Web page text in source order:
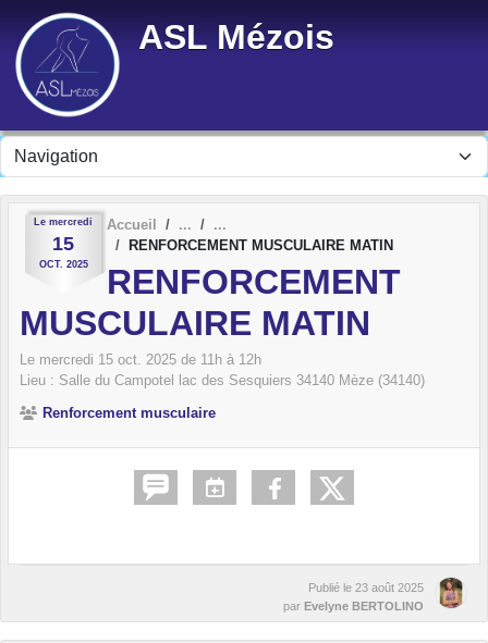
ASL Mézois
Le mercredi
15
OCT. 2025
Accueil
RENFORCEMENT MUSCULAIRE MATIN
RENFORCEMENT
MUSCULAIRE MATIN
Le mercredi 15 oct. 2025 de 11h à 12h
Lieu : Salle du Campotel lac des Sesquiers 34140 Mèze (34140)
Renforcement musculaire
Publié le 23 août 2025
par Evelyne BERTOLINO
Panneau de gestion des cookies